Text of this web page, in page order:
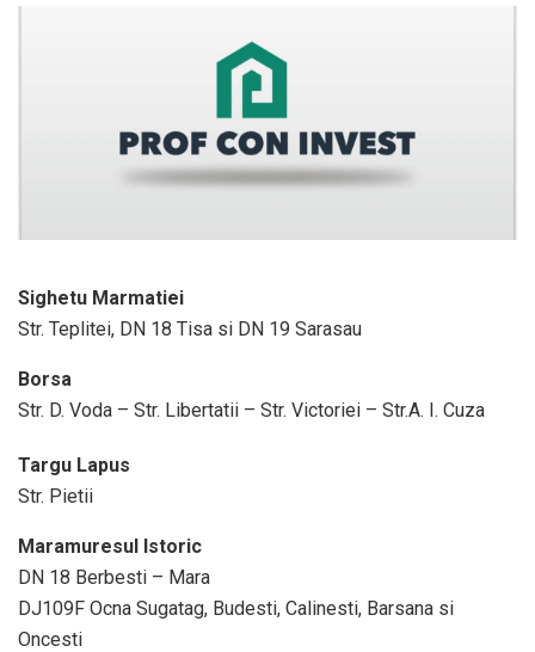
Sighetu Marmatiei
Str. Teplitei, DN 18 Tisa si DN 19 Sarasau
Borsa
Str. D. Voda – Str. Libertatii – Str. Victoriei – Str.A. I. Cuza
Targu Lapus
Str. Pietii
Maramuresul Istoric
DN 18 Berbesti – Mara
DJ109F Ocna Sugatag, Budesti, Calinesti, Barsana si
Oncesti